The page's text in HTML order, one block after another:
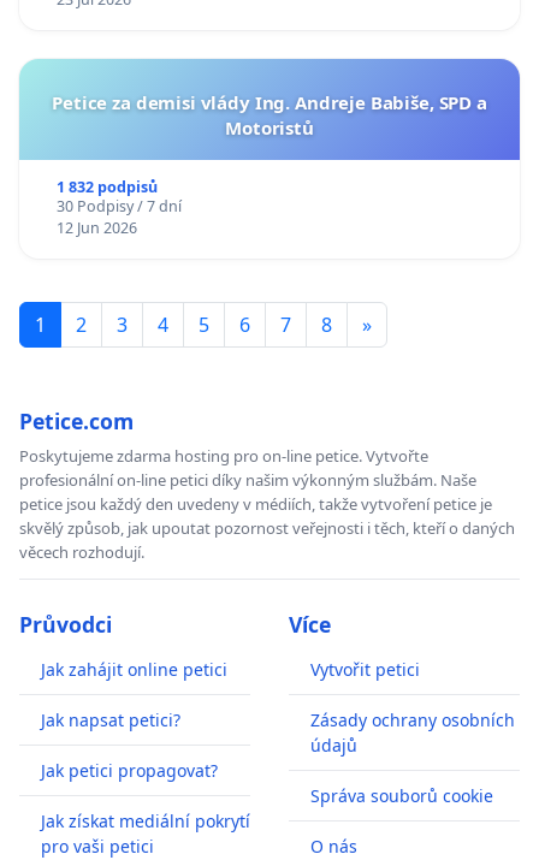
Petice za demisi vlády Ing. Andreje Babiše, SPD a
Motoristů
1 832 podpisů
30 Podpisy / 7 dní
12 Jun 2026
1 2 3 4 5 6 7 8 »
Petice.com
Poskytujeme zdarma hosting pro on-line petice. Vytvořte
profesionální on-line petici díky našim výkonným službám. Naše
petice jsou každý den uvedeny v médiích, takže vytvoření petice je
skvělý způsob, jak upoutat pozornost veřejnosti i těch, kteří o daných
věcech rozhodují.
Průvodci
Jak zahájit online petici
Jak napsat petici?
Jak petici propagovat?
Jak získat mediální pokrytí
pro vaši petici
Více
Vytvořit petici
Zásady ochrany osobních
údajů
Správa souborů cookie
O nás